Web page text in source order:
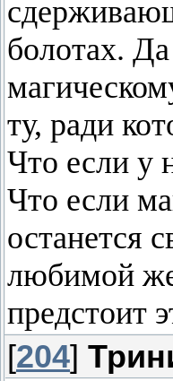
болотах.
ту, ради
Что если у
Что если
останется
любимой
предстоит
[204]